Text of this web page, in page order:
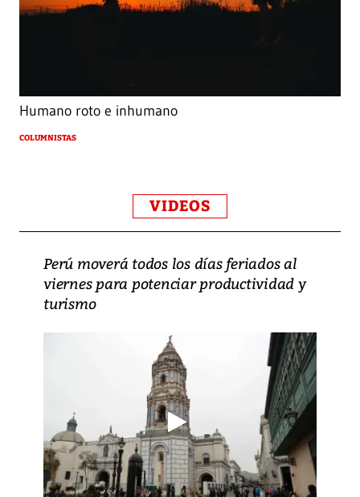
Humano roto e inhumano
COLUMNISTAS
VIDEOS
Perú moverá todos los días feriados al
viernes para potenciar productividad y
turismo